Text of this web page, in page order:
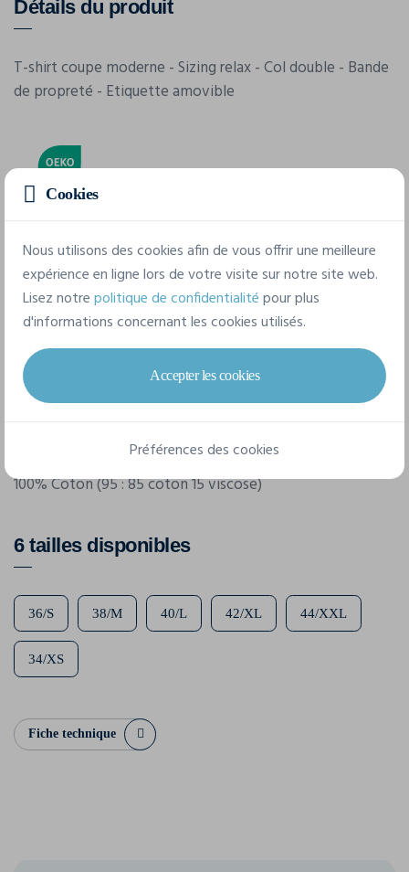
Détails du produit
T-shirt coupe moderne - Sizing relax - Col double - Bande
de propreté - Etiquette amovible
Caractéristiques
Marque
Clique
Référence
100% Coton (95 : 85 coton 15 viscose)
6 tailles disponibles
36/S 38/M 40/L 42/XL 44/XXL
34/XS
Fiche technique
Cookies
Nous utilisons des cookies afin de vous offrir une meilleure
expérience en ligne lors de votre visite sur notre site web.
Lisez notrepolitique de confidentialitépour plus
d'informations concernant les cookies utilisés.
Accepter les cookies
Préférences des cookies